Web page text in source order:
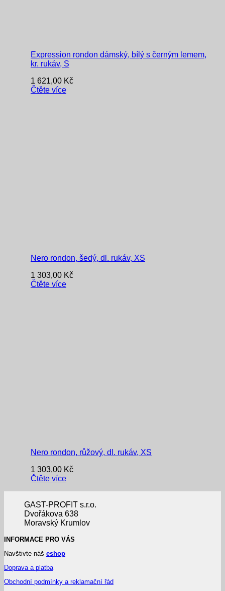
Expression rondon dámský, bílý s černým lemem,
kr. rukáv, S
1 621,00 Kč
Čtěte více
Nero rondon, šedý, dl. rukáv, XS
1 303,00 Kč
Čtěte více
Nero rondon, růžový, dl. rukáv, XS
1 303,00 Kč
Čtěte více
GAST-PROFIT s.r.o.
Dvořákova 638
Moravský Krumlov
INFORMACE PRO VÁS
Navštivte náš eshop
Doprava a platba
Obchodní podmínky a reklamační řád